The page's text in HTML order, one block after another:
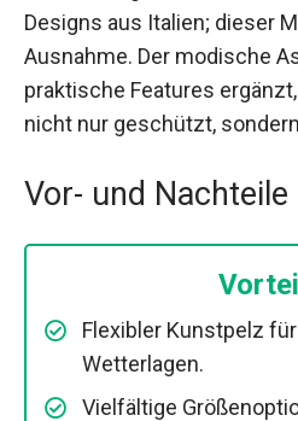
Designs aus Italien; dieser
Ausnahme. Der modische
praktische Features
nicht nur geschützt,
Vor- und Nachteile
Flexibler Kunstpelz
Wetterlagen.
Vielfältige